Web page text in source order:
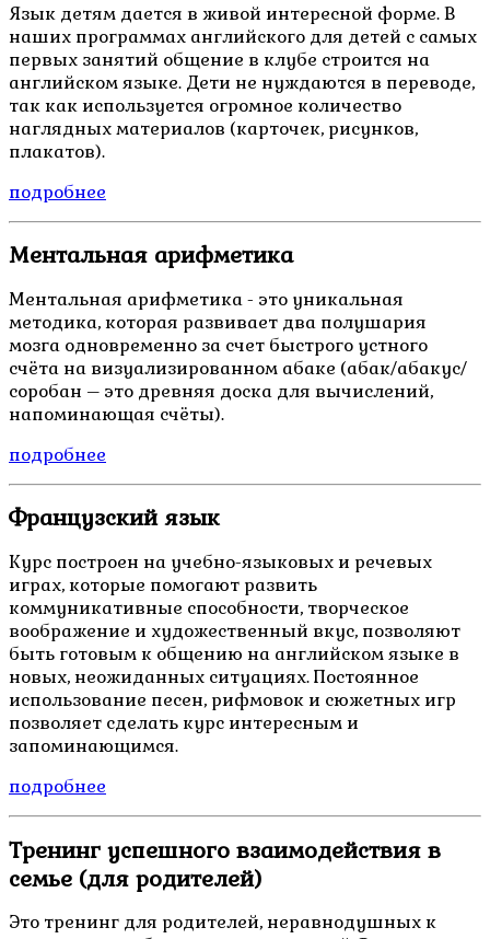
Язык детям дается в живой интересной форме. В
наших программах английского для детей с самых
первых занятий общение в клубе строится на
английском языке. Дети не нуждаются в переводе,
так как используется огромное количество
наглядных материалов (карточек, рисунков,
плакатов).
подробнее
Ментальная арифметика
Ментальная арифметика - это уникальная
методика, которая развивает два полушария
мозга одновременно за счет быстрого устного
счёта на визуализированном абаке (абак/абакус/
соробан – это древняя доска для вычислений,
напоминающая счёты).
подробнее
Французский язык
Курс построен на учебно-языковых и речевых
играх, которые помогают развить
коммуникативные способности, творческое
воображение и художественный вкус, позволяют
быть готовым к общению на английском языке в
новых, неожиданных ситуациях. Постоянное
использование песен, рифмовок и сюжетных игр
позволяет сделать курс интересным и
запоминающимся.
подробнее
Тренинг успешного взаимодействия в
семье (для родителей)
Это тренинг для родителей, неравнодушных к